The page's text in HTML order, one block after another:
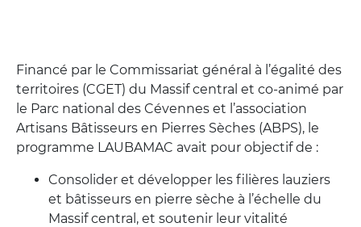
Financé par le Commissariat général à l’égalité des
territoires (CGET) du Massif central et co-animé par
le Parc national des Cévennes et l’association
Artisans Bâtisseurs en Pierres Sèches (ABPS), le
programme LAUBAMAC avait pour objectif de :
Consolider et développer les filières lauziers
et bâtisseurs en pierre sèche à l’échelle du
Massif central, et soutenir leur vitalité